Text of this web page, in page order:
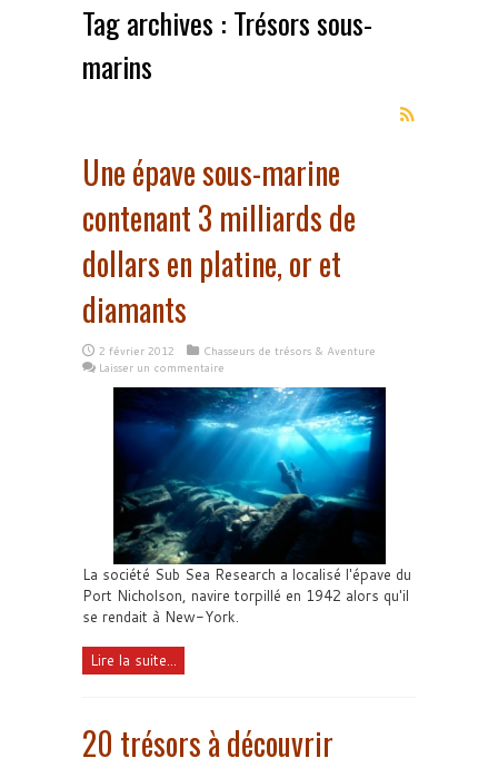
Tag archives : Trésors sous-
marins
Une épave sous-marine
contenant 3 milliards de
dollars en platine, or et
diamants
2 février 2012
Chasseurs de trésors & Aventure
Laisser un commentaire
La société Sub Sea Research a localisé l'épave du
Port Nicholson, navire torpillé en 1942 alors qu'il
se rendait à New-York.
Lire la suite...
20 trésors à découvrir